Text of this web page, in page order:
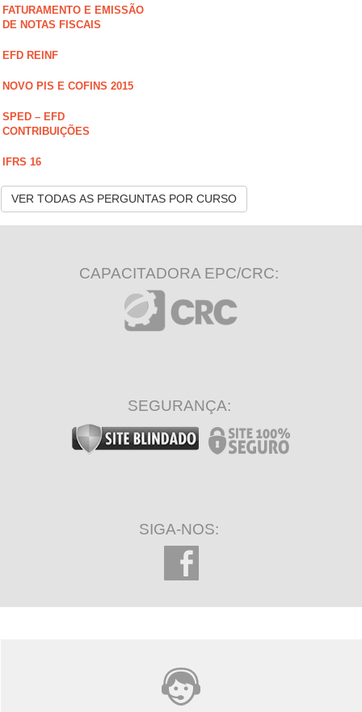
FATURAMENTO E EMISSÃO
DE NOTAS FISCAIS
EFD REINF
NOVO PIS E COFINS 2015
SPED – EFD
CONTRIBUIÇÕES
IFRS 16
VER TODAS AS PERGUNTAS POR CURSO
CAPACITADORA EPC/CRC:
SEGURANÇA:
SIGA-NOS: